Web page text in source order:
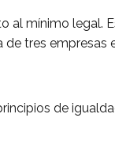
al mínimo legal.
tres empresas
de